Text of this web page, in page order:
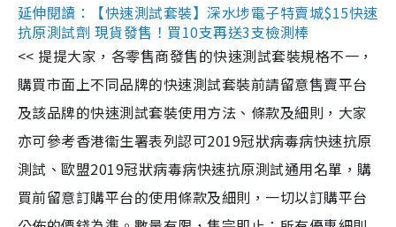
延伸閱讀：【快速測試套裝】深水埗電子特賣城$15快速
抗原測試劑 現貨發售！買10支再送3支檢測棒
<< 提提大家，各零售商發售的快速測試套裝規格不一，
購買市面上不同品牌的快速測試套裝前請留意售賣平台
及該品牌的快速測試套裝使用方法、條款及細則，大家
亦可參考香港衞生署表列認可2019冠狀病毒病快速抗原
測試、歐盟2019冠狀病毒病快速抗原測試通用名單，購
買前留意訂購平台的使用條款及細則，一切以訂購平台